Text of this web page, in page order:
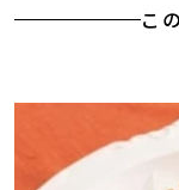
こ